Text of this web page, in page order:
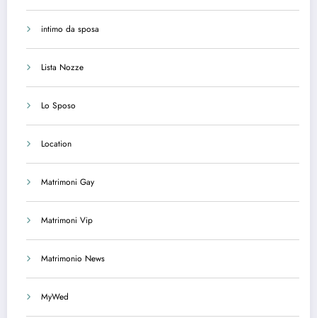
intimo da sposa
Lista Nozze
Lo Sposo
Location
Matrimoni Gay
Matrimoni Vip
Matrimonio News
MyWed